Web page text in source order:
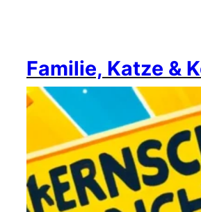
Familie, Katze &